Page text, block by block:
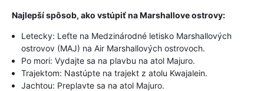
Najlepší spôsob, ako vstúpiť na Marshallove ostrovy:
Letecky: Leťte na Medzinárodné letisko Marshallových
ostrovov (MAJ) na Air Marshallových ostrovoch.
Po mori: Vydajte sa na plavbu na atol Majuro.
Trajektom: Nastúpte na trajekt z atolu Kwajalein.
Jachtou: Preplavte sa na atol Majuro.